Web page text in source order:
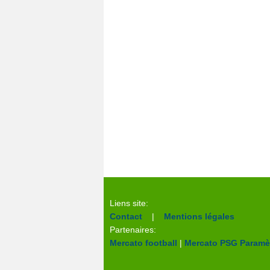
Liens site:
Contact | Mentions légales
Partenaires:
Mercato football | Mercato PSG